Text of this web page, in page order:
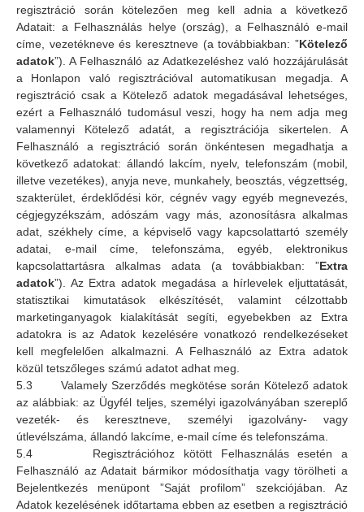
regisztráció során kötelezően meg kell adnia a következő
Adatait: a Felhasználás helye (ország), a Felhasználó e-mail
címe, vezetékneve és keresztneve (a továbbiakban: ”Kötelező
adatok”). A Felhasználó az Adatkezeléshez való hozzájárulását
a Honlapon való regisztrációval automatikusan megadja. A
regisztráció csak a Kötelező adatok megadásával lehetséges,
ezért a Felhasználó tudomásul veszi, hogy ha nem adja meg
valamennyi Kötelező adatát, a regisztrációja sikertelen. A
Felhasználó a regisztráció során önkéntesen megadhatja a
következő adatokat: állandó lakcím, nyelv, telefonszám (mobil,
illetve vezetékes), anyja neve, munkahely, beosztás, végzettség,
szakterület, érdeklődési kör, cégnév vagy egyéb megnevezés,
cégjegyzékszám, adószám vagy más, azonosításra alkalmas
adat, székhely címe, a képviselő vagy kapcsolattartó személy
adatai, e-mail címe, telefonszáma, egyéb, elektronikus
kapcsolattartásra alkalmas adata (a továbbiakban: ”Extra
adatok”). Az Extra adatok megadása a hírlevelek eljuttatását,
statisztikai kimutatások elkészítését, valamint célzottabb
marketinganyagok kialakítását segíti, egyebekben az Extra
adatokra is az Adatok kezelésére vonatkozó rendelkezéseket
kell megfelelően alkalmazni. A Felhasználó az Extra adatok
közül tetszőleges számú adatot adhat meg.
5.3 Valamely Szerződés megkötése során Kötelező adatok
az alábbiak: az Ügyfél teljes, személyi igazolványában szereplő
vezeték- és keresztneve, személyi igazolvány- vagy
útlevélszáma, állandó lakcíme, e-mail címe és telefonszáma.
5.4 Regisztrációhoz kötött Felhasználás esetén a
Felhasználó az Adatait bármikor módosíthatja vagy törölheti a
Bejelentkezés menüpont ”Saját profilom” szekciójában. Az
Adatok kezelésének időtartama ebben az esetben a regisztráció